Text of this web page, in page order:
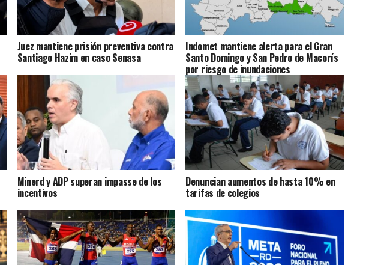
Juez mantiene prisión preventiva contra
Santiago Hazim en caso Senasa
Indomet mantiene alerta para el Gran
Santo Domingo y San Pedro de Macorís
por riesgo de inundaciones
Minerd y ADP superan impasse de los
incentivos
Denuncian aumentos de hasta 10% en
tarifas de colegios